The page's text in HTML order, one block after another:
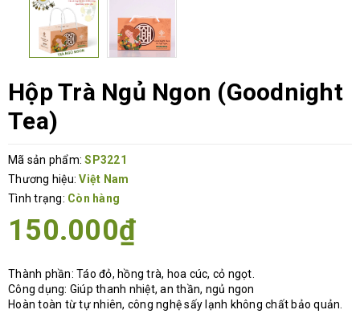
Hộp Trà Ngủ Ngon (Goodnight
Tea)
Mã sản phẩm: SP3221
Thương hiệu: Việt Nam
Tình trạng: Còn hàng
150.000₫
Thành phần: Táo đỏ, hồng trà, hoa cúc, cỏ ngọt.
Công dụng: Giúp thanh nhiệt, an thần, ngủ ngon
Hoàn toàn từ tự nhiên, công nghệ sấy lạnh không chất bảo quản.